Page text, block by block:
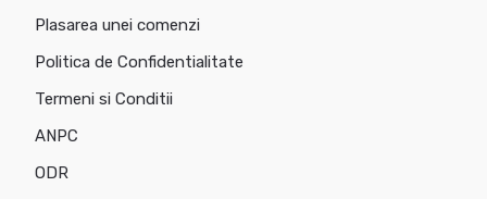
Plasarea unei comenzi
Politica de Confidentialitate
Termeni si Conditii
ANPC
ODR